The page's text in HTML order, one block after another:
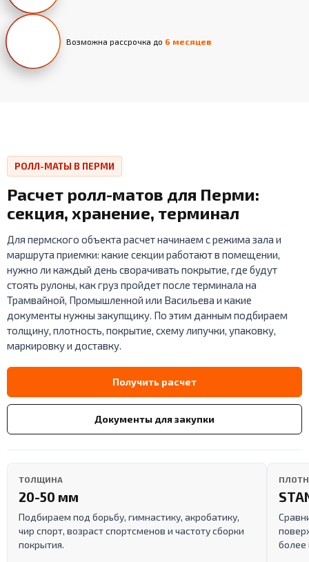
Возможна рассрочка до 6 месяцев
РОЛЛ-МАТЫ В ПЕРМИ
Расчет ролл-матов для Перми:
секция, хранение, терминал
Для пермского объекта расчет начинаем с режима зала и
маршрута приемки: какие секции работают в помещении,
нужно ли каждый день сворачивать покрытие, где будут
стоять рулоны, как груз пройдет после терминала на
Трамвайной, Промышленной или Васильева и какие
документы нужны закупщику. По этим данным подбираем
толщину, плотность, покрытие, схему липучки, упаковку,
маркировку и доставку.
Получить расчет
Документы для закупки
ТОЛЩИНА
20-50 мм
Подбираем под борьбу, гимнастику, акробатику,
чир спорт, возраст спортсменов и частоту сборки
покрытия.
более